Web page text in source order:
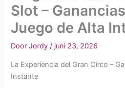
Slot –
Juego de Alta
DoorJordy/ juni 23, 2026
La Experiencia del Gran Circo –
Instante